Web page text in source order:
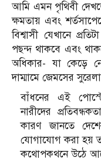
আমি এমন পৃথিবী
ক্ষমতায় এবং
বিশ্বাসী যেখানে
পছন্দ থাকবে এবং
অধিকার- যা কেড়ে
দাম্মামে জেমসের
বাঁধনের এই
নারীদের
কারণ জানতে
যোগাযোগ করা হয়
কথোপকথনে উঠে